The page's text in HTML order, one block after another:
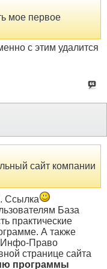
мое первое
с этим удалится
сайт компании
Ссылка
База
практические
А также
Инфо-Право
странице сайта
программы